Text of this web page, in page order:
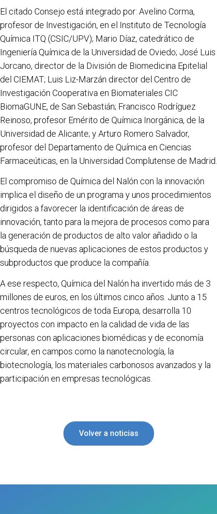
El citado Consejo está integrado por: Avelino Corma,
profesor de Investigación, en el Instituto de Tecnología
Química ITQ (CSIC/UPV); Mario Díaz, catedrático de
Ingeniería Química de la Universidad de Oviedo; José Luis
Jorcano, director de la División de Biomedicina Epitelial
del CIEMAT; Luis Liz-Marzán director del Centro de
Investigación Cooperativa en Biomateriales CIC
BiomaGUNE, de San Sebastián; Francisco Rodríguez
Reinoso, profesor Emérito de Química Inorgánica, de la
Universidad de Alicante; y Arturo Romero Salvador,
profesor del Departamento de Química en Ciencias
Farmaceúticas, en la Universidad Complutense de Madrid.
El compromiso de Química del Nalón con la innovación
implica el diseño de un programa y unos procedimientos
dirigidos a favorecer la identificación de áreas de
innovación, tanto para la mejora de procesos como para
la generación de productos de alto valor añadido o la
búsqueda de nuevas aplicaciones de estos productos y
subproductos que produce la compañía.
A ese respecto, Química del Nalón ha invertido más de 3
millones de euros, en los últimos cinco años. Junto a 15
centros tecnológicos de toda Europa, desarrolla 10
proyectos con impacto en la calidad de vida de las
personas con aplicaciones biomédicas y de economía
circular, en campos como la nanotecnología, la
biotecnología, los materiales carbonosos avanzados y la
participación en empresas tecnológicas.
Volver a noticias